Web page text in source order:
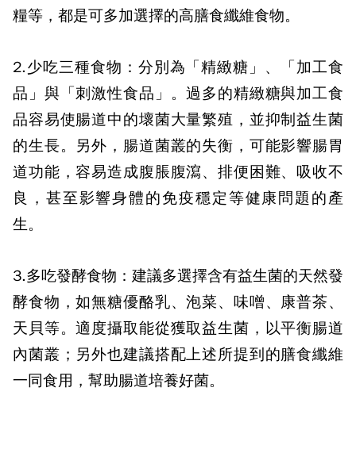
糧等，都是可多加選擇的高膳食纖維食物。
2.少吃三種食物： 分別為「精緻糖」、「加工食
品」與「刺激性食品」。過多的精緻糖與加工食
品容易使腸道中的壞菌大量繁殖，並抑制益生菌
的生長。另外，腸道菌叢的失衡，可能影響腸胃
道功能，容易造成腹脹腹瀉、排便困難、吸收不
良，甚至影響身體的免疫穩定等健康問題的產
生。
3.多吃發酵食物： 建議多選擇含有益生菌的天然發
酵食物，如無糖優酪乳、泡菜、味噌、康普茶、
天貝等。適度攝取能從獲取益生菌，以平衡腸道
內菌叢；另外也建議搭配上述所提到的膳食纖維
一同食用，幫助腸道培養好菌。